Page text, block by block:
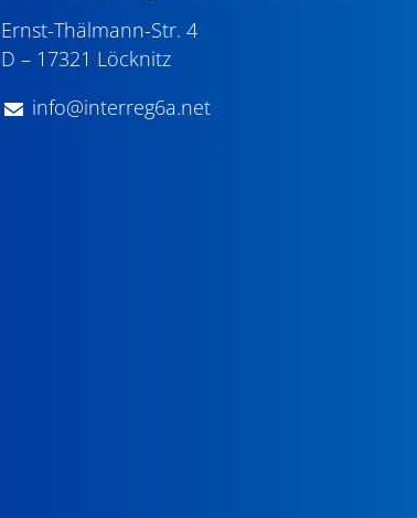
Ernst-Thälmann-Str. 4
D – 17321 Löcknitz
info@interreg6a.net